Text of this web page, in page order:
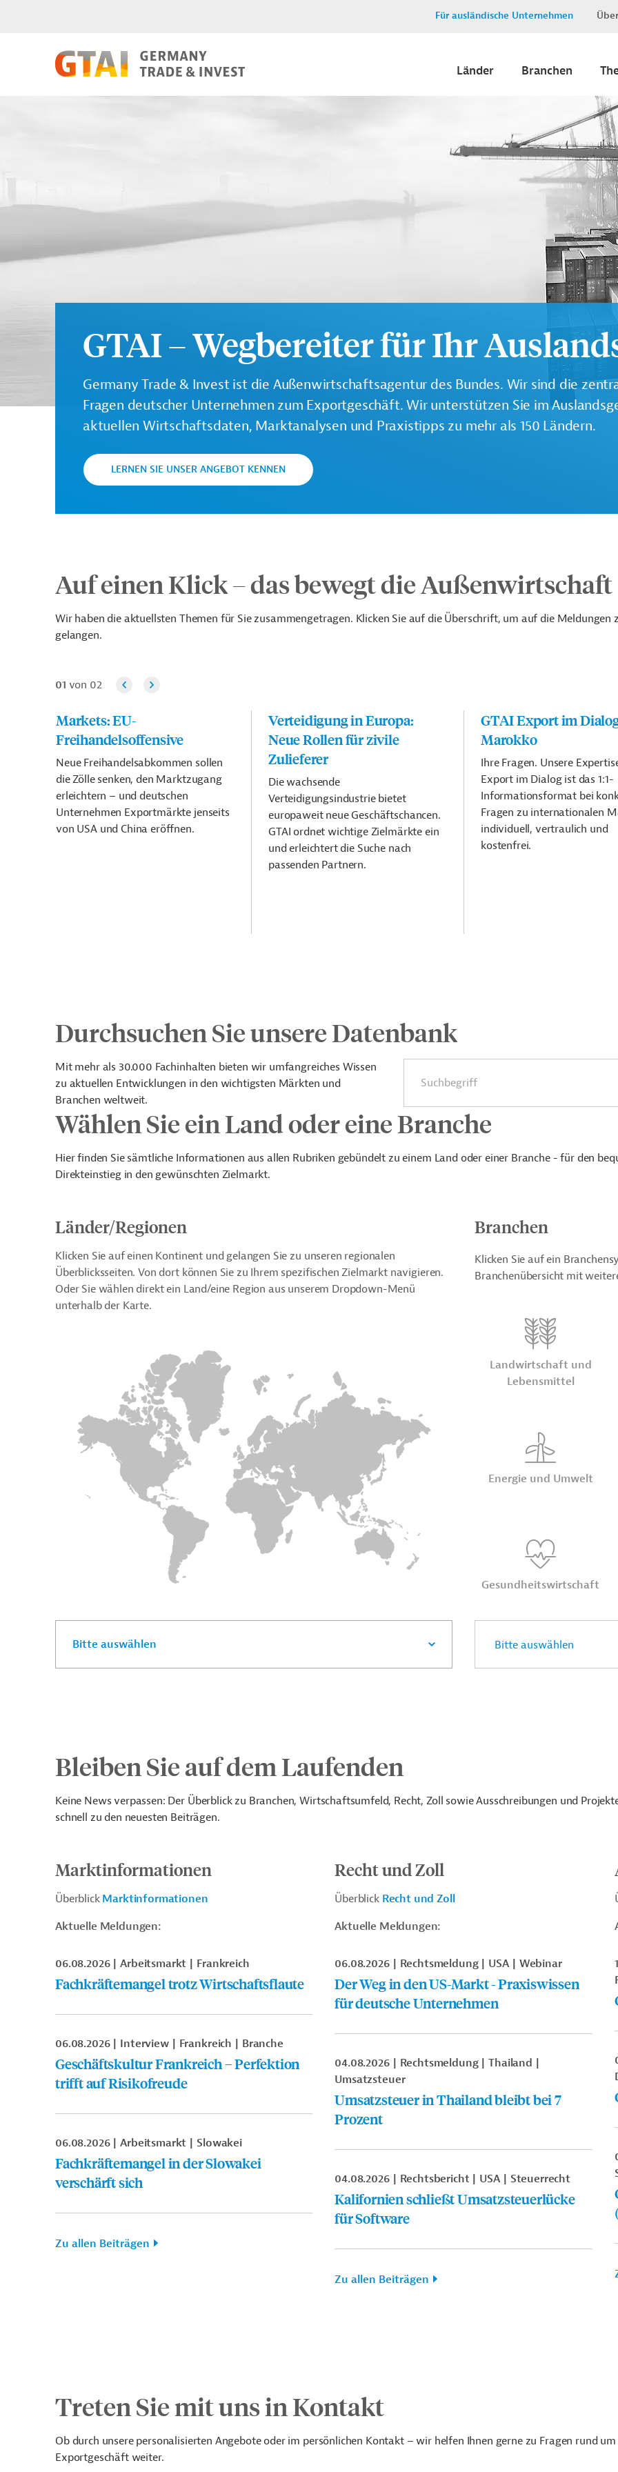
Für ausländische Unternehmen
Länder Branchen
GTAI – Wegbereiter für Ihr
Germany Trade & Invest ist die Außenwirtschaftsagentur des Bundes. Wir sind die
Fragen deutscher Unternehmen zum Exportgeschäft. Wir unterstützen Sie im
aktuellen Wirtschaftsdaten, Marktanalysen und Praxistipps zu mehr als 150 Ländern.
LERNEN SIE UNSER ANGEBOT KENNEN
Auf einen Klick – das bewegt die Außenwirtschaft
Wir haben die aktuellsten Themen für Sie zusammengetragen. Klicken Sie auf die Überschrift, um auf die Meldungen
gelangen.
01 von 02
Markets: EU-
Freihandelsoffensive
Neue Freihandelsabkommen sollen
die Zölle senken, den Marktzugang
erleichtern – und deutschen
Unternehmen Exportmärkte jenseits
von USA und China eröffnen.
Verteidigung in Europa:
Neue Rollen für zivile
Zulieferer
Die wachsende
Verteidigungsindustrie bietet
europaweit neue Geschäftschancen.
GTAI ordnet wichtige Zielmärkte ein
und erleichtert die Suche nach
passenden Partnern.
GTAI Export im
Marokko
Ihre Fragen. Unsere
Export im Dialog ist das 1:1-
Informationsformat bei
Fragen zu internationalen
individuell, vertraulich und
kostenfrei.
Durchsuchen Sie unsere Datenbank
Mit mehr als 30.000 Fachinhalten bieten wir umfangreiches Wissen
zu aktuellen Entwicklungen in den wichtigsten Märkten und
Branchen weltweit.
Wählen Sie ein Land oder eine Branche
Hier finden Sie sämtliche Informationen aus allen Rubriken gebündelt zu einem Land oder einer Branche - für den
Direkteinstieg in den gewünschten Zielmarkt.
Länder/Regionen
Klicken Sie auf einen Kontinent und gelangen Sie zu unseren regionalen
Überblicksseiten. Von dort können Sie zu Ihrem spezifischen Zielmarkt navigieren.
Oder Sie wählen direkt ein Land/eine Region aus unserem Dropdown-Menü
unterhalb der Karte.
Bitte auswählen
Branchen
Klicken Sie auf ein
Branchenübersicht mit
Land­wirt­schaft und
Lebens­mittel
Energie und Umwelt
Gesund­heits­wirt­schaft
Bleiben Sie auf dem Laufenden
Keine News verpassen: Der Überblick zu Branchen, Wirtschaftsumfeld, Recht, Zoll sowie Ausschreibungen und
schnell zu den neuesten Beiträgen.
Marktinformationen
Überblick Marktinformationen
Aktuelle Meldungen:
06.08.2026 Arbeitsmarkt Frankreich
Fachkräftemangel trotz Wirtschaftsflaute
06.08.2026 Interview Frankreich Branche
Geschäftskultur Frankreich – Perfektion
trifft auf Risikofreude
06.08.2026 Arbeitsmarkt Slowakei
Fachkräftemangel in der Slowakei
verschärft sich
Zu allen Beiträgen
Recht und Zoll
Überblick Recht und Zoll
Aktuelle Meldungen:
06.08.2026 Rechtsmeldung USA Webinar
Der Weg in den US-Markt - Praxiswissen
für deutsche Unternehmen
04.08.2026 Rechtsmeldung
Thailand
Umsatzsteuer
Umsatzsteuer in Thailand bleibt bei 7
Prozent
04.08.2026 Rechtsbericht USA Steuerrecht
Kalifornien schließt Umsatzsteuerlücke
für Software
Zu allen Beiträgen
Treten Sie mit uns in Kontakt
Ob durch unsere personalisierten Angebote oder im persönlichen Kontakt – wir helfen Ihnen gerne zu Fragen rund um
Exportgeschäft weiter.